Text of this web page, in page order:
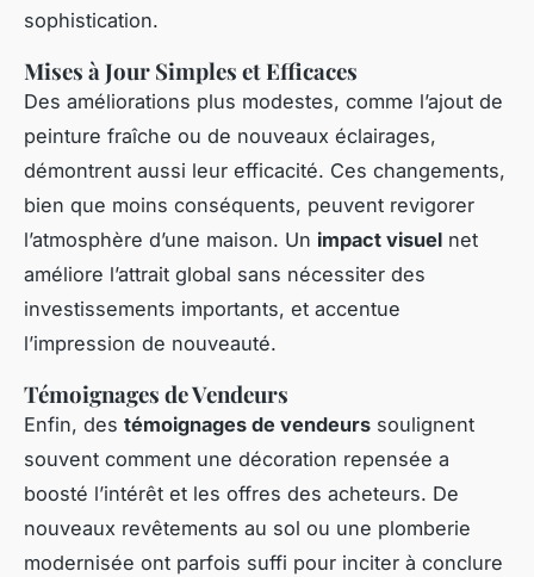
sophistication.
Mises à Jour Simples et Efficaces
Des améliorations plus modestes, comme l’ajout de
peinture fraîche ou de nouveaux éclairages,
démontrent aussi leur efficacité. Ces changements,
bien que moins conséquents, peuvent revigorer
l’atmosphère d’une maison. Un impact visuel net
améliore l’attrait global sans nécessiter des
investissements importants, et accentue
l’impression de nouveauté.
Témoignages de Vendeurs
Enfin, des témoignages de vendeurs soulignent
souvent comment une décoration repensée a
boosté l’intérêt et les offres des acheteurs. De
nouveaux revêtements au sol ou une plomberie
modernisée ont parfois suffi pour inciter à conclure